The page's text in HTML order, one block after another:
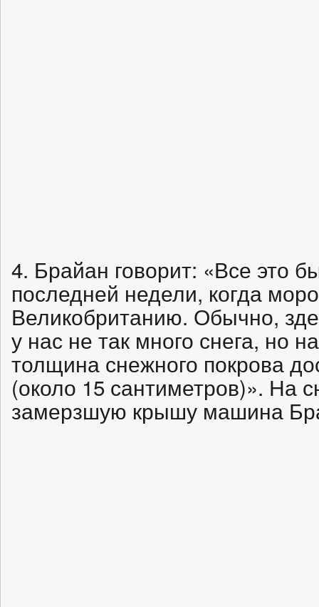
4. Брайан говорит: «Все это
последней недели, когда
Великобританию. Обычно,
у нас не так много снега, но
толщина снежного покрова
(около 15 сантиметров)». На
замерзшую крышу машина